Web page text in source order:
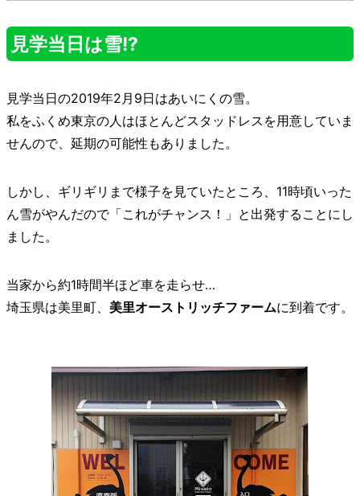
見学当日は雪!?
見学当日の2019年2月9日はあいにくの雪。
私をふくめ東京の人はほとんどスタッドレスを用意していま
せんので、延期の可能性もありました。
しかし、ギリギリまで様子を見ていたところ、11時頃いった
ん雪がやんだので「これがチャンス！」と出発することにし
ました。
当家から約1時間半ほど車を走らせ…
埼玉県は美里町、 美里オーストリッチファームに到着です。